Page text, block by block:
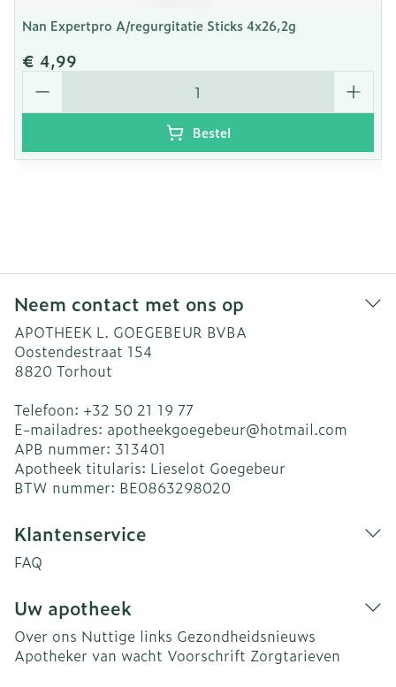
Nan Expertpro A/regurgitatie Sticks 4x26,2g
€ 4,99
Aantal
Bestel
Neem contact met ons op
APOTHEEK L. GOEGEBEUR BVBA
Oostendestraat 154
8820 Torhout
Telefoon: +32 50 21 19 77
E-mailadres: apotheekgoegebeur@hotmail.com
APB nummer: 313401
Apotheek titularis: Lieselot Goegebeur
BTW nummer: BE0863298020
Klantenservice
FAQ
Uw apotheek
Over ons Nuttige links Gezondheidsnieuws
Apotheker van wacht Voorschrift Zorgtarieven